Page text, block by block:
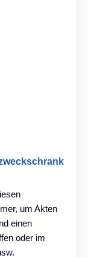
um Akten
einen
oder im